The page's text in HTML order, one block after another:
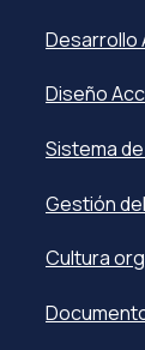
Desarrollo
Diseño
Sistema
Gestión
Cultura